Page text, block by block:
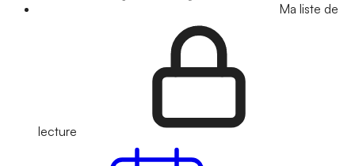
Ma liste de
lecture